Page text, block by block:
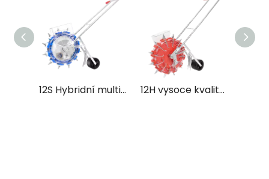
12S Hybridní multifunkční secí stroj s tlačným secím strojem Tokan Yantra 12H vysoce kvalitní multifunkční ruční secí stroj z nerezové oceli pro traktor